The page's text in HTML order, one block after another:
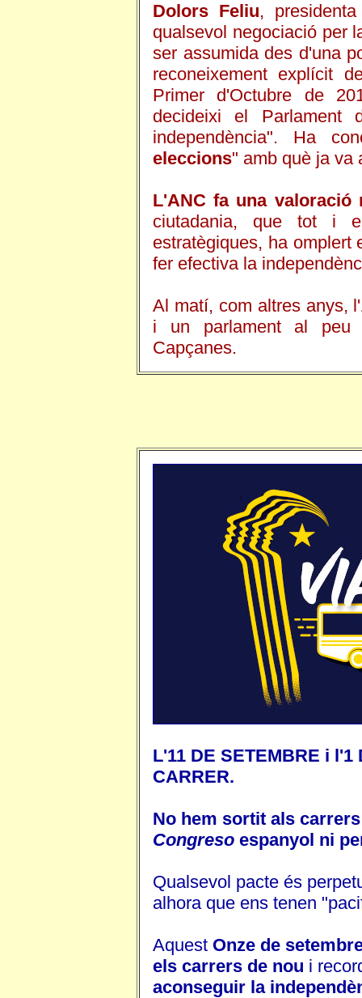
Dolors Feliu,
qualsevol negociació per
ser assumida des d'una
reconeixement explícit
Primer d'Octubre de
decideixi el Parlament
independència". Ha
eleccions" amb què ja va
L'ANC fa una valoració
ciutadania, que tot i
estratègiques, ha omplert
fer efectiva la
Al matí, com altres anys,
i un parlament al
Capçanes.
L'11 DE SETEMBRE i l'1
CARRER.
No hem sortit als
Congreso espanyol ni
Qualsevol pacte és
alhora que ens tenen
Aquest Onze de
els carrers de nou i
aconseguir la